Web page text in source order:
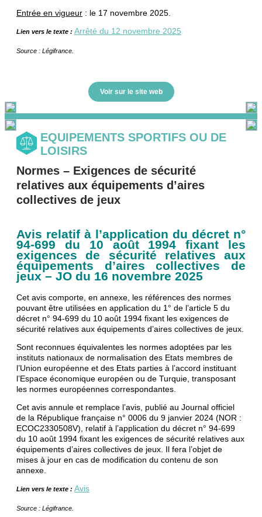
Entrée en vigueur : le 17 novembre 2025.
Lien vers le texte : Arrêté du 12 novembre 2025
Source : Légifrance.
Voir sur le site web
EQUIPEMENTS SPORTIFS OU DE
LOISIRS
Normes – Exigences de sécurité
relatives aux équipements d’aires
collectives de jeux
Avis relatif à l’application du décret n°
94-699 du 10 août 1994 fixant les
exigences de sécurité relatives aux
équipements d’aires collectives de
jeux – JO du 16 novembre 2025
Cet avis comporte, en annexe, les références des normes
pouvant être utilisées en application du 1° de l’article 5 du
décret n° 94-699 du 10 août 1994 fixant les exigences de
sécurité relatives aux équipements d’aires collectives de jeux.
Sont reconnues équivalentes les normes adoptées par les
instituts nationaux de normalisation des Etats membres de
l’Union européenne et des Etats parties à l’accord instituant
l’Espace économique européen ou de Turquie, transposant
les normes européennes correspondantes.
Cet avis annule et remplace l’avis, publié au Journal officiel
de la République française n° 0006 du 9 janvier 2024 (NOR :
ECOC2330508V), relatif à l’application du décret n° 94-699
du 10 août 1994 fixant les exigences de sécurité relatives aux
équipements d’aires collectives de jeux. Il fera l’objet de
mises à jour en cas de modification du contenu de son
annexe.
Lien vers le texte : Avis
Source : Légifrance.